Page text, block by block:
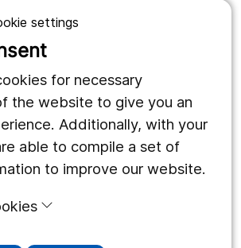
settings
for necessary
the website to give you an
Additionally, with your
able to compile a set of
to improve our website.